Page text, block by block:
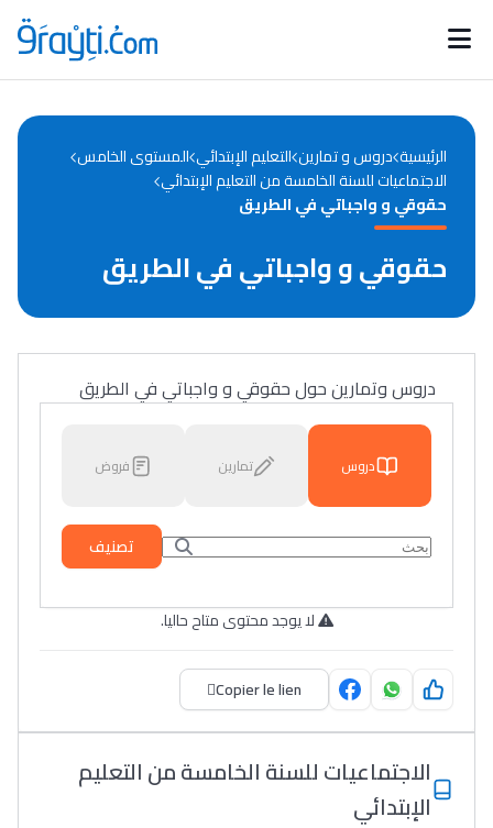
Catégories
d'actualités
Annonces bourses
الرئيسية دروس و تمارين التعليم الإبتدائي المستوى الخامس
الاجتماعيات للسنة الخامسة من التعليم الإبتدائي
حقوقي و واجباتي في الطريق
حقوقي و واجباتي في الطريق
دروس وتمارين حول حقوقي و واجباتي في الطريق
دروس تمارين فروض
تصنيف
لا يوجد محتوى متاح حاليا.
Copier le lien
الاجتماعيات للسنة الخامسة من التعليم
الإبتدائي